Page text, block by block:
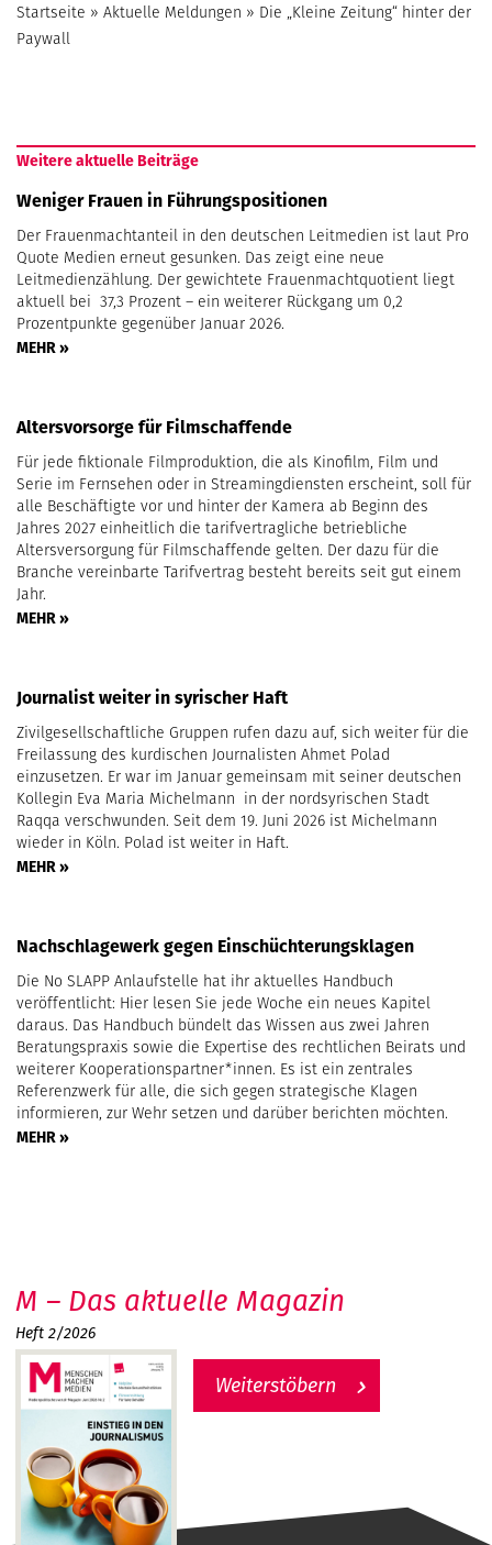
Startseite » Aktuelle Meldungen » Die „Kleine Zeitung“ hinter der
Paywall
Weitere aktuelle Beiträge
Weniger Frauen in Führungspositionen
Der Frauenmachtanteil in den deutschen Leitmedien ist laut Pro
Quote Medien erneut gesunken. Das zeigt eine neue
Leitmedienzählung. Der gewichtete Frauenmachtquotient liegt
aktuell bei 37,3 Prozent – ein weiterer Rückgang um 0,2
Prozentpunkte gegenüber Januar 2026.
MEHR »
Altersvorsorge für Filmschaffende
Für jede fiktionale Filmproduktion, die als Kinofilm, Film und
Serie im Fernsehen oder in Streamingdiensten erscheint, soll für
alle Beschäftigte vor und hinter der Kamera ab Beginn des
Jahres 2027 einheitlich die tarifvertragliche betriebliche
Altersversorgung für Filmschaffende gelten. Der dazu für die
Branche vereinbarte Tarifvertrag besteht bereits seit gut einem
Jahr.
MEHR »
Journalist weiter in syrischer Haft
Zivilgesellschaftliche Gruppen rufen dazu auf, sich weiter für die
Freilassung des kurdischen Journalisten Ahmet Polad
einzusetzen. Er war im Januar gemeinsam mit seiner deutschen
Kollegin Eva Maria Michelmann in der nordsyrischen Stadt
Raqqa verschwunden. Seit dem 19. Juni 2026 ist Michelmann
wieder in Köln. Polad ist weiter in Haft.
MEHR »
Nachschlagewerk gegen Einschüchterungsklagen
Die No SLAPP Anlaufstelle hat ihr aktuelles Handbuch
veröffentlicht: Hier lesen Sie jede Woche ein neues Kapitel
daraus. Das Handbuch bündelt das Wissen aus zwei Jahren
Beratungspraxis sowie die Expertise des rechtlichen Beirats und
weiterer Kooperationspartner*innen. Es ist ein zentrales
Referenzwerk für alle, die sich gegen strategische Klagen
informieren, zur Wehr setzen und darüber berichten möchten.
MEHR »
M – Das aktuelle Magazin
Heft 2/2026
Weiterstöbern